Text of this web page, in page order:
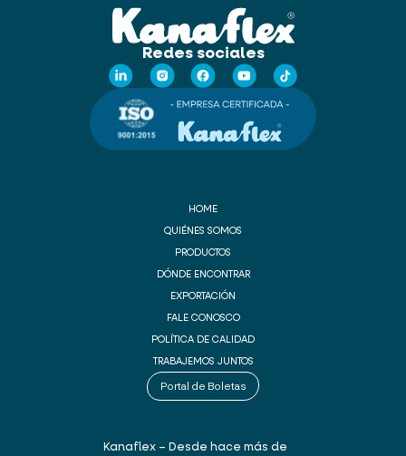
Redes sociales
HOME
QUIÉNES SOMOS
PRODUCTOS
DÓNDE ENCONTRAR
EXPORTACIÓN
FALE CONOSCO
POLÍTICA DE CALIDAD
TRABAJEMOS JUNTOS
Portal de Boletas
Kanaflex – Desde hace más de